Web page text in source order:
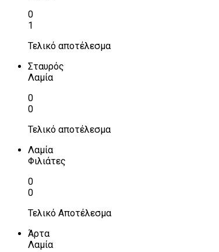
0
1
Τελικό αποτέλεσμα
Σταυρός
Λαμία
0
0
Τελικό αποτέλεσμα
Λαμία
Φιλιάτες
0
0
Τελικό Αποτέλεσμα
Άρτα
Λαμία